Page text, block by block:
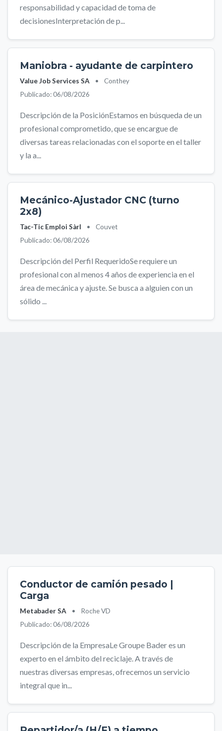
responsabilidad y capacidad de toma de
decisionesInterpretación de p...
Maniobra - ayudante de carpintero
Value Job Services SA •
Conthey
Publicado: 06/08/2026
Descripción de la PosiciónEstamos en búsqueda de un
profesional comprometido, que se encargue de
diversas tareas relacionadas con el soporte en el taller
y la a...
Mecánico-Ajustador CNC (turno
2x8)
Tac-Tic Emploi Sàrl •
Couvet
Publicado: 06/08/2026
Descripción del Perfil RequeridoSe requiere un
profesional con al menos 4 años de experiencia en el
área de mecánica y ajuste. Se busca a alguien con un
sólido ...
Conductor de camión pesado |
Carga
Metabader SA •
Roche VD
Publicado: 06/08/2026
Descripción de la EmpresaLe Groupe Bader es un
experto en el ámbito del reciclaje. A través de
nuestras diversas empresas, ofrecemos un servicio
integral que in...